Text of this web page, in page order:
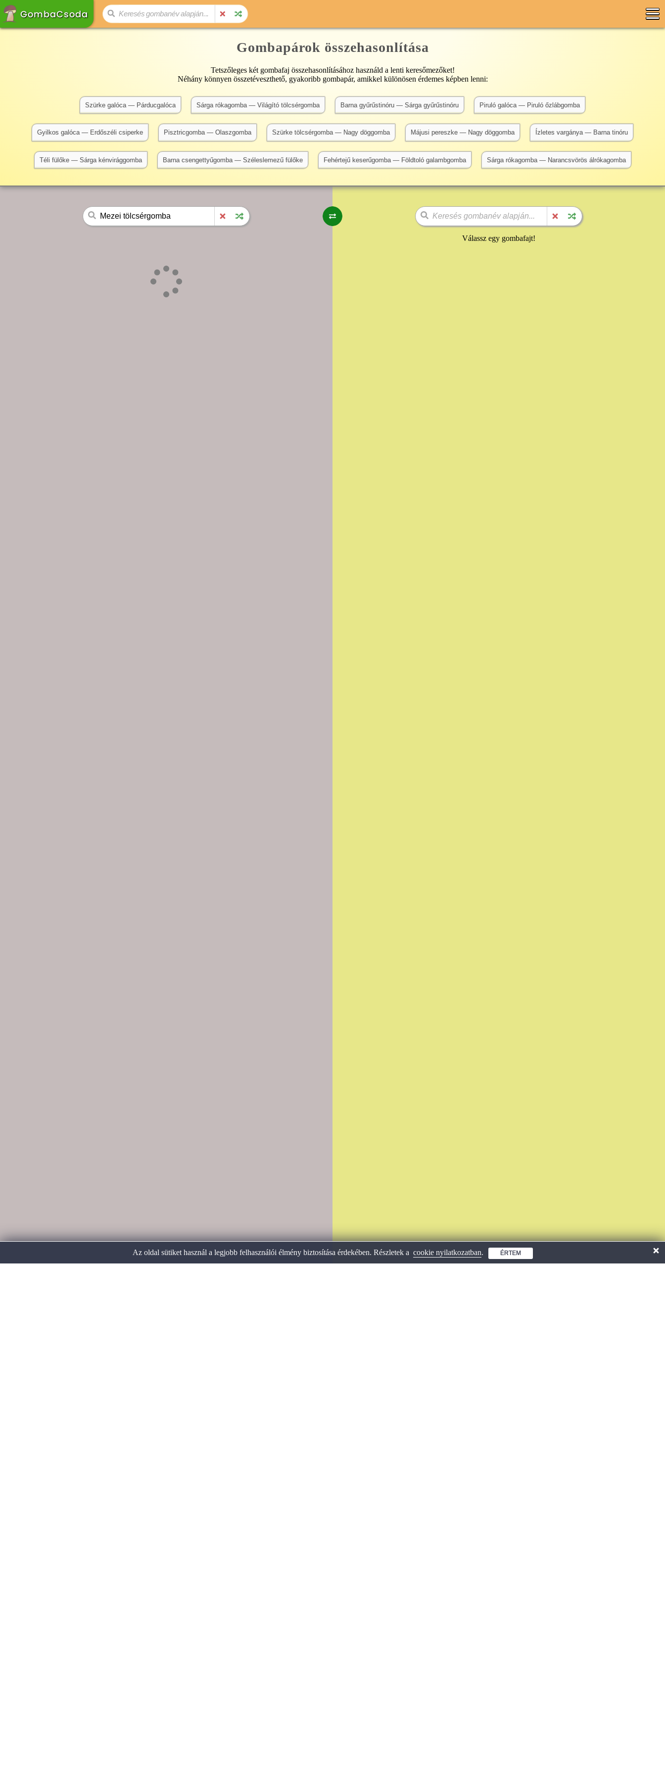
GombaCsoda
Gombapárok összehasonlítása
Tetszőleges két gombafaj összehasonlításához használd a lenti keresőmezőket!
Néhány könnyen összetéveszthető, gyakoribb gombapár, amikkel különösen érdemes képben lenni:
Szürke galóca — Párducgalóca Sárga rókagomba — Világító tölcsérgomba Barna gyűrűstinóru — Sárga gyűrűstinóru Piruló galóca — Piruló őzlábgomba
Gyilkos galóca — Erdőszéli csiperke Pisztricgomba — Olaszgomba Szürke tölcsérgomba — Nagy döggomba Májusi pereszke — Nagy döggomba Ízletes vargánya — Barna tinóru
Téli fülőke — Sárga kénvirággomba Barna csengettyűgomba — Széleslemezű fülőke Fehértejű keserűgomba — Földtoló galambgomba Sárga rókagomba — Narancsvörös álrókagomba
Válassz egy gombafajt!
Az oldal sütiket használ a legjobb felhasználói élmény biztosítása érdekében. Részletek a cookie nyilatkozatban. ÉRTEM